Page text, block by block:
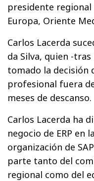
presidente regional
Europa, Oriente
Carlos Lacerda
da Silva, quien -tras
tomado la decisión
profesional fuera
meses de descanso.
Carlos Lacerda ha
negocio de ERP en
organización de
parte tanto del
regional como del